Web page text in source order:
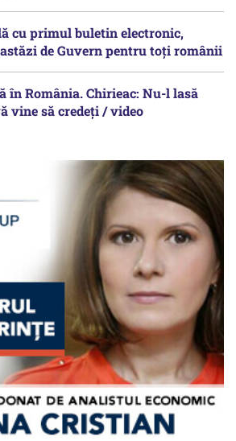
cu primul buletin electronic,
de Guvern pentru toți românii
în România. Chirieac: Nu-l lasă
vine să credeți / video